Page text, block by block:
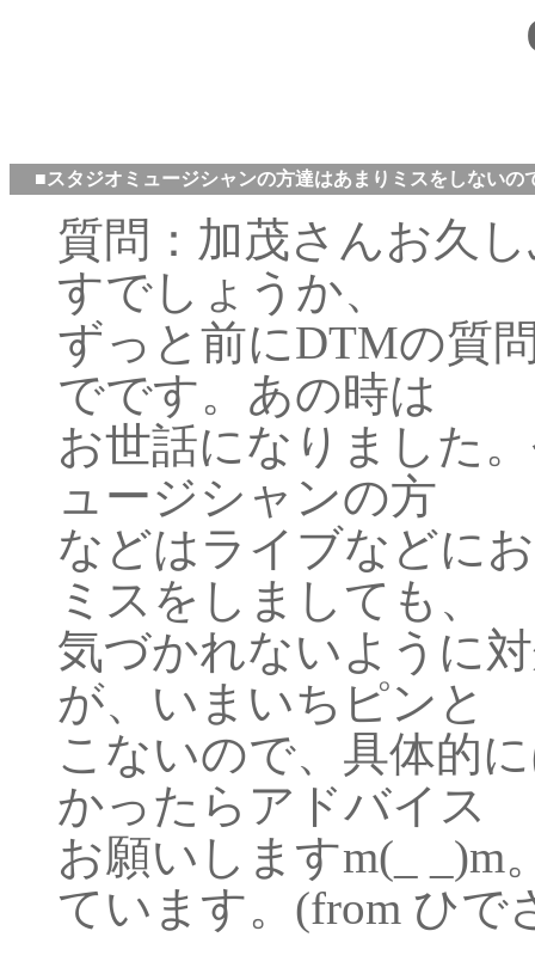
■スタジオミュージシャンの方達はあまりミスをしないの
質問：加茂さんお久
すでしょうか、
ずっと前にDTMの質
でです。あの時は
お世話になりました
ュージシャンの方
などはライブなどに
ミスをしましても、
気づかれないように
が、いまいちピンと
こないので、具体的
かったらアドバイス
お願いしますm(_ _)m
ています。(from ひで